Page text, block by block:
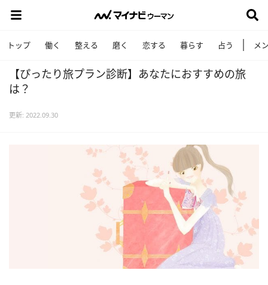
トップ 働く 整える 磨く 恋する 暮らす 占う メ
【ぴったり旅プラン診断】あなたにおすすめの旅
は？
更新: 2022.09.30